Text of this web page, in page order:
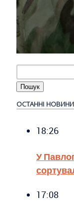
ОСТАННІ НОВИНИ
18:26
У
17:08